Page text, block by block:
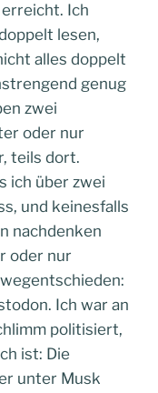
Ich
lesen,
alles doppelt
genug
zwei
oder nur
teils dort.
ich über zwei
und keinesfalls
nachdenken
oder nur
Ich war an
politisiert,
ist: Die
unter Musk